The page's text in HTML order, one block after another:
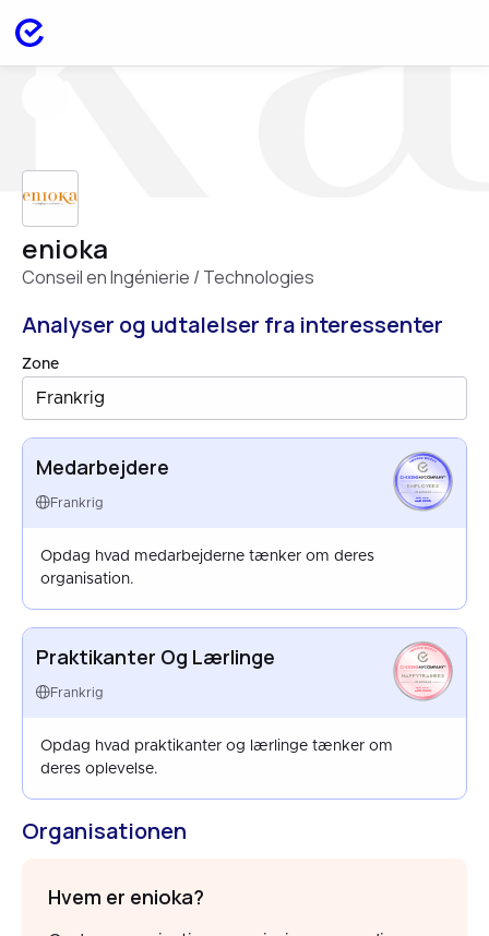
enioka
Conseil en Ingénierie / Technologies
Analyser og udtalelser fra interessenter
Zone
Frankrig
Medarbejdere
Frankrig
EMPLOYEES
FRANCE
MAR 2026
Opdag hvad medarbejderne tænker om deres
organisation.
Praktikanter Og Lærlinge
Frankrig
HAPPYTRAINEES
FRANCE
AUG 2022
Opdag hvad praktikanter og lærlinge tænker om
deres oplevelse.
Organisationen
Hvem er enioka?